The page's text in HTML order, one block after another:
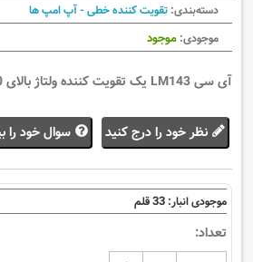
دسته‌بندی: تقویت کننده خطی - آپ امپ ها
موجودی: موجود
آی سی LM143 یک تقویت کننده ولتاژ بالای 40 ولتی تکی می باشد.
نظر خود را درج کنید سوال خود را
موجودی انبار: 33قلم
تعداد: